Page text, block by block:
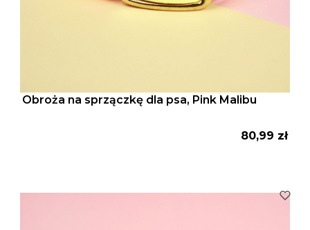
Obroża na sprzączkę dla psa, Pink Malibu
Cena
80,99 zł